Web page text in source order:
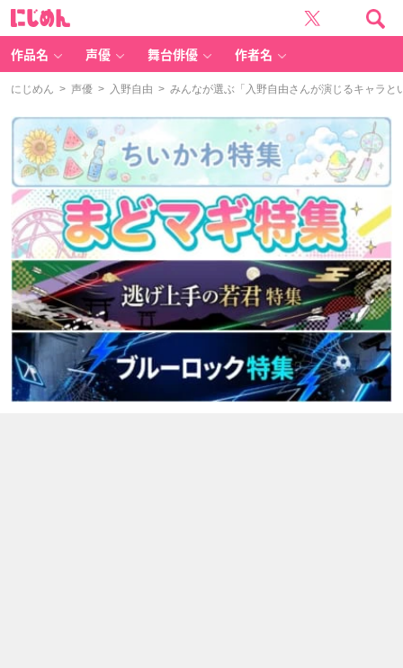
作品名 声優 舞台俳優 作者名
にじめん > 声優 > 入野自由 > みんなが選ぶ「入野自由さんが演じるキャラ